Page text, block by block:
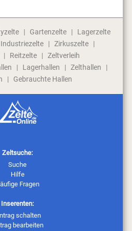
| Gartenzelte |
Lagerzelte
Industriezelte | Zirkuszelte
|
| Reitzelte | Zeltverleih
| Lagerhallen | Zelthallen
|
| Gebrauchte Hallen
Zeltsuche:
Suche
Hilfe
Fragen
Inserenten:
schalten
bearbeiten